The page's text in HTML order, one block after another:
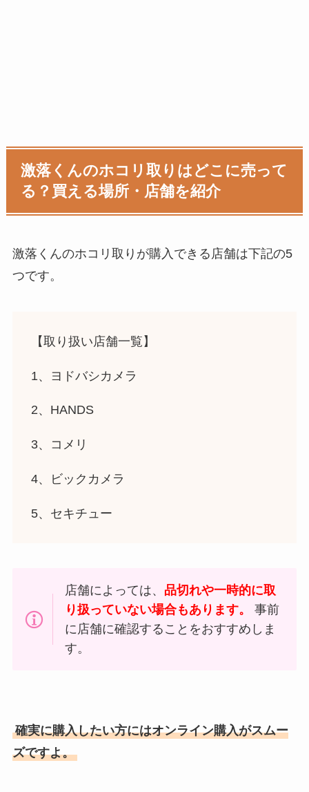
激落くんのホコリ取りはどこに売って
る？買える場所・店舗を紹介
激落くんのホコリ取りが購入できる店舗は下記の5
つです。
【取り扱い店舗一覧】
1、ヨドバシカメラ
2、HANDS
3、コメリ
4、ビックカメラ
5、セキチュー
店舗によっては、 品切れや一時的に取
り扱っていない場合もあります。
事前
に店舗に確認することをおすすめしま
す。
確実に購入したい方にはオンライン購入がスムー
ズですよ。